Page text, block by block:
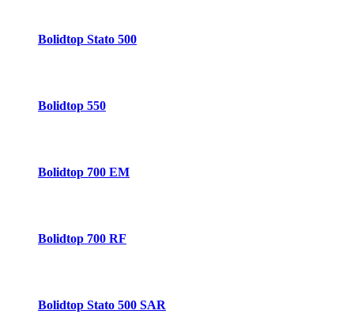
Bolidtop Stato 500
Bolidtop 550
Bolidtop 700 EM
Bolidtop 700 RF
Bolidtop Stato 500 SAR